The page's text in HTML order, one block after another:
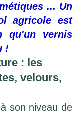
... Un
agricole est
qu'un vernis
!
: les
velours,
son niveau de